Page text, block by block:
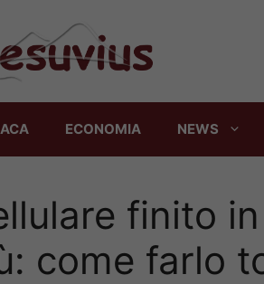
ECONOMIA NEWS
finito
come farlo